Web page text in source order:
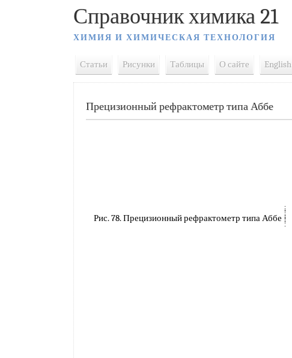
Справочник химика 21
ХИМИЯ И ХИМИЧЕСКАЯ ТЕХНОЛОГИЯ
Статьи Рисунки Таблицы О сайте English
Прецизионный рефрактометр типа Аббе
Рис. 78. Прецизионный рефрактометр типа Аббе